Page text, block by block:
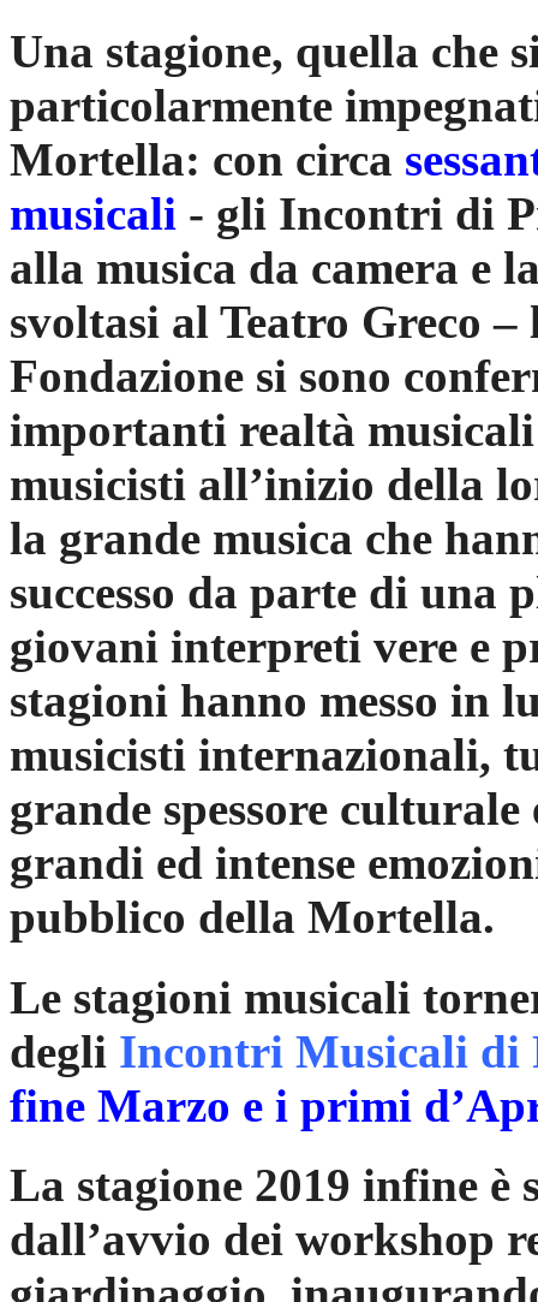
Una stagione, quella che
particolarmente
Mortella: con circa
musicali - gli Incontri di
alla musica da camera e
svoltasi al Teatro Greco
Fondazione si sono
importanti realtà
musicisti all’inizio della
la grande musica che
successo da parte di una
giovani interpreti vere e
stagioni hanno messo in
musicisti internazionali,
grande spessore
grandi ed intense
pubblico della Mortella.
Le stagioni musicali
degli Incontri Musicali di
fine Marzo e i primi
La stagione 2019 infine è
dall’avvio dei workshop